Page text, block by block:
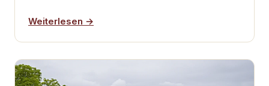
Weiterlesen →